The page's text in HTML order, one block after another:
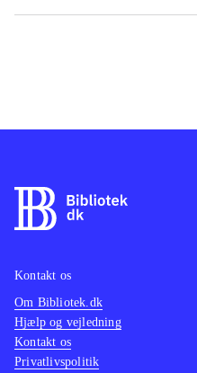
Worms revolution og
våbentyper. Gameplay
ens, men Revolution
fin, især i førstnævnte.
dog 3 opdateringer før
at spille.
Worms 3D udkom i
Kontakt os
Om Bibliotek.dk
Hjælp og vejledning
Kontakt os
Privatlivspolitik